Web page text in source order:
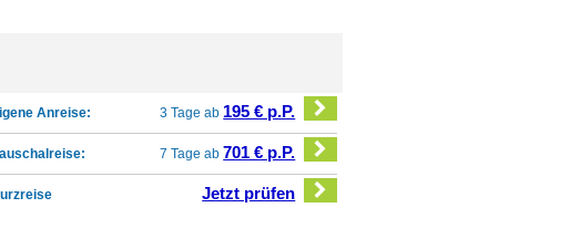
Anreise: 3 Tage ab 195 € p.P.
7 Tage ab701 € p.P.
Jetzt prüfen